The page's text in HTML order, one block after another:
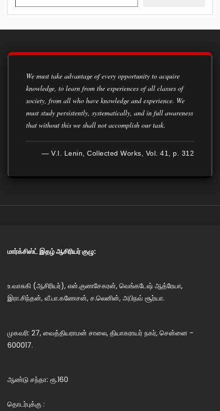
We must take advantage of every opportunity to acquire
knowledge, to learn from the experiences of all classes of
society, from all who have knowledge and experience. We
must study persistently, systematically, and in full awareness
that without this we shall not accomplish our task.
— V.I. Lenin, Collected Works, Vol. 41, p. 312
மார்க்சிஸ்ட் இதழ் ஆசிரியர் குழு:
உ.வாசுகி (ஆசிரியர்), என்.குணசேகரன், வெங்கடேஷ் ஆத்ரேயா,
இரா.சிந்தன், வீ.பா.கணேசன், ச.லெனின், அபிநவ் சூர்யா.
முகவரி: 27, வைத்தியராமன் சாலை, தியாகராயர் நகர், சென்னை -
600017.
ஆண்டு சந்தா: ரூ.160
தொடர்புக்கு :